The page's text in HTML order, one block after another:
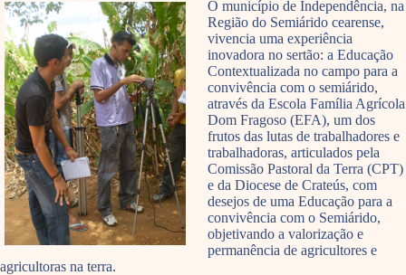
O município de Independência, na
Região do Semiárido cearense,
vivencia uma experiência
inovadora no sertão: a Educação
Contextualizada no campo para a
convivência com o semiárido,
através da Escola Família Agrícola
Dom Fragoso (EFA), um dos
frutos das lutas de trabalhadores e
trabalhadoras, articulados pela
Comissão Pastoral da Terra (CPT)
e da Diocese de Crateús, com
desejos de uma Educação para a
convivência com o Semiárido,
objetivando a valorização e
permanência de agricultores e
agricultoras na terra.